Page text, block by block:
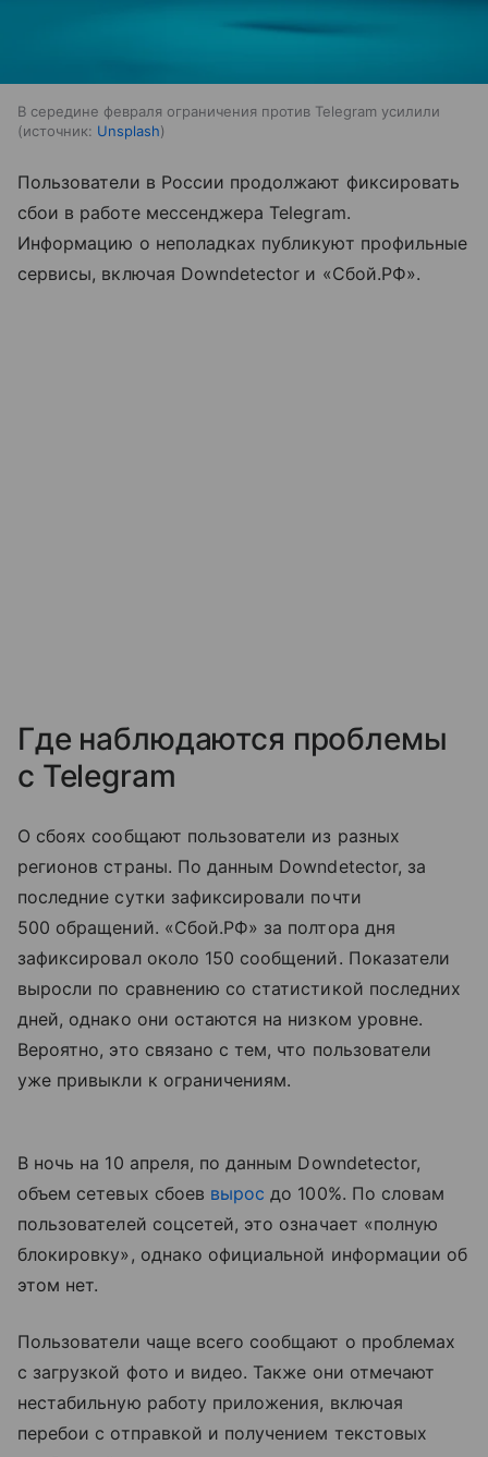
В середине февраля ограничения против Telegram усилили
источник: Unsplash
Пользователи в России продолжают фиксировать
сбои в работе мессенджера Telegram.
Информацию о неполадках публикуют профильные
сервисы, включая Downdetector и «Сбой.РФ».
Где наблюдаются проблемы
с Telegram
О сбоях сообщают пользователи из разных
регионов страны. По данным Downdetector, за
последние сутки зафиксировали почти
500 обращений. «Сбой.РФ» за полтора дня
зафиксировал около 150 сообщений. Показатели
выросли по сравнению со статистикой последних
дней, однако они остаются на низком уровне.
Вероятно, это связано с тем, что пользователи
уже привыкли к ограничениям.
В ночь на 10 апреля, по данным Downdetector,
объем сетевых сбоев вырос до 100%. По словам
пользователей соцсетей, это означает «полную
блокировку», однако официальной информации об
этом нет.
Пользователи чаще всего сообщают о проблемах
с загрузкой фото и видео. Также они отмечают
нестабильную работу приложения, включая
перебои с отправкой и получением текстовых